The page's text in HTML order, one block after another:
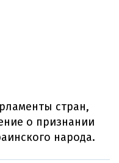
стран,
о признании
народа.